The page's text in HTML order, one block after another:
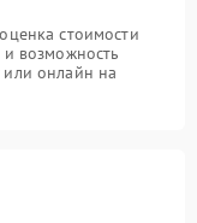
стоимости
и возможность
или онлайн на